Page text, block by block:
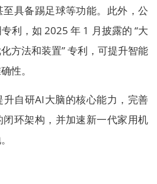
具备踢足球等功能。此外，公
利，如 2025 年 1 月披露的 “大
方法和装置” 专利，可提升智能
性。
自研AI大脑的核心能力，完善
环架构，并加速新一代家用机